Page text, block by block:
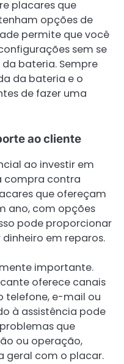
placares que
opções de
permite que você
sem se
bateria. Sempre
da bateria e o
de fazer uma
ao cliente
ao investir em
compra contra
que ofereçam
ano, com opções
pode proporcionar
em reparos.
importante.
oferece canais
telefone, e-mail ou
à assistência pode
que
ou operação,
geral com o placar.